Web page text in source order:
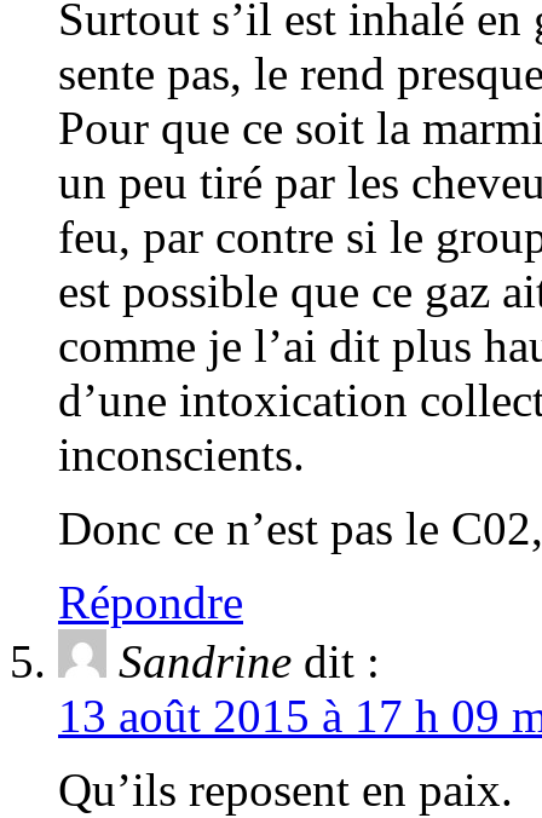
Surtout s’il est inhalé
sente pas, le rend
Pour que ce soit la
un peu tiré par les
feu, par contre si le
est possible que ce gaz
comme je l’ai dit plus
d’une intoxication
inconscients.
Donc ce n’est pas le
Répondre
Sandrine dit :
13 août 2015 à 17 h 09
Qu’ils reposent en paix.